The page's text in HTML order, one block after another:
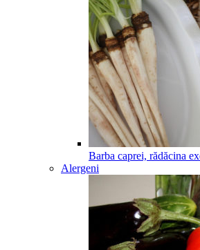
Barba caprei, rădăcina
Alergeni